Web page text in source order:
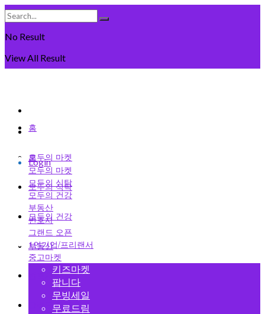
No Result
View All Result
로그인
Login
홈
모두의 마켓
모두의 식탁
모두의 건강
부동산
변호사
그랜드 오픈
홈
모두의 마켓
모두의 식탁
모두의 건강
부동산
변호사
그랜드 오픈
1인기업/프리랜서
중고마켓
키즈마켓
팝니다
무빙세일
무료드림